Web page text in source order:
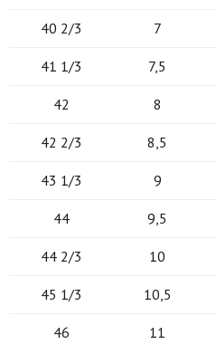
40 2/3 7
41 1/3 7,5
42 8
42 2/3 8,5
43 1/3 9
44 9,5
44 2/3 10
45 1/3 10,5
46 11